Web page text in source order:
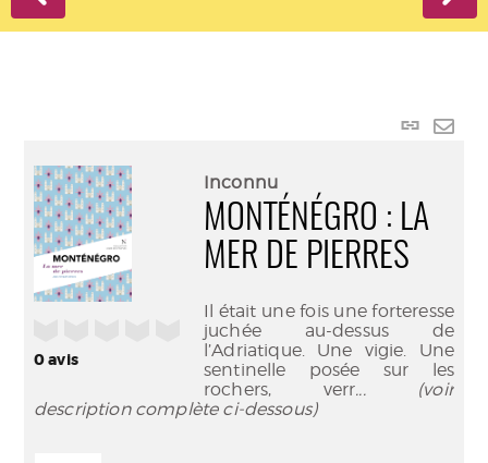
Lien
0avis
Inconnu
MONTÉNÉGRO : LA
MER DE PIERRES
Il était une fois une forteresse
juchée au-dessus de
l’Adriatique. Une vigie. Une
sentinelle posée sur les
rochers, verr... (voir
description complète ci-dessous)